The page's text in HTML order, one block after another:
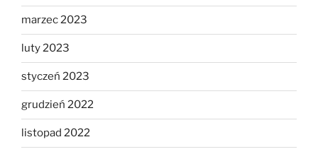
marzec 2023
luty 2023
styczeń 2023
grudzień 2022
listopad 2022